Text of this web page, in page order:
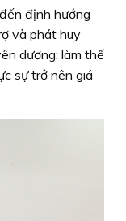
định hướng
và phát huy
dương; làm thế
sự trở nên giá